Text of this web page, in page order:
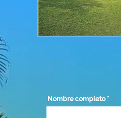
Nombre completo